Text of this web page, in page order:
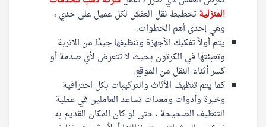
المنزليةتخطيط نقل العفش لكل عميل على حدي ،
وهي إحدى أهم الخطوات.
يتم أولاً تفكيك الأجهزة وتنظيفها جيدًا من الاتربة
وتعبئتها في الكرتون بحيث لا تتعرض لأي صدمة أو
كسر أثناء النقل من الموقع.
كما يتم تنظيف الأثاث والتركيبات بكل احترافية
وخبرة وأدوات ومعدات تساعد العاملين في عملية
التنظيف الصحيحة ، حتى لو كان المكان القديم به